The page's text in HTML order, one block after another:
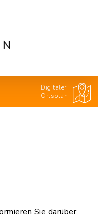
Digitaler
Ortsplan
Sie darüber,